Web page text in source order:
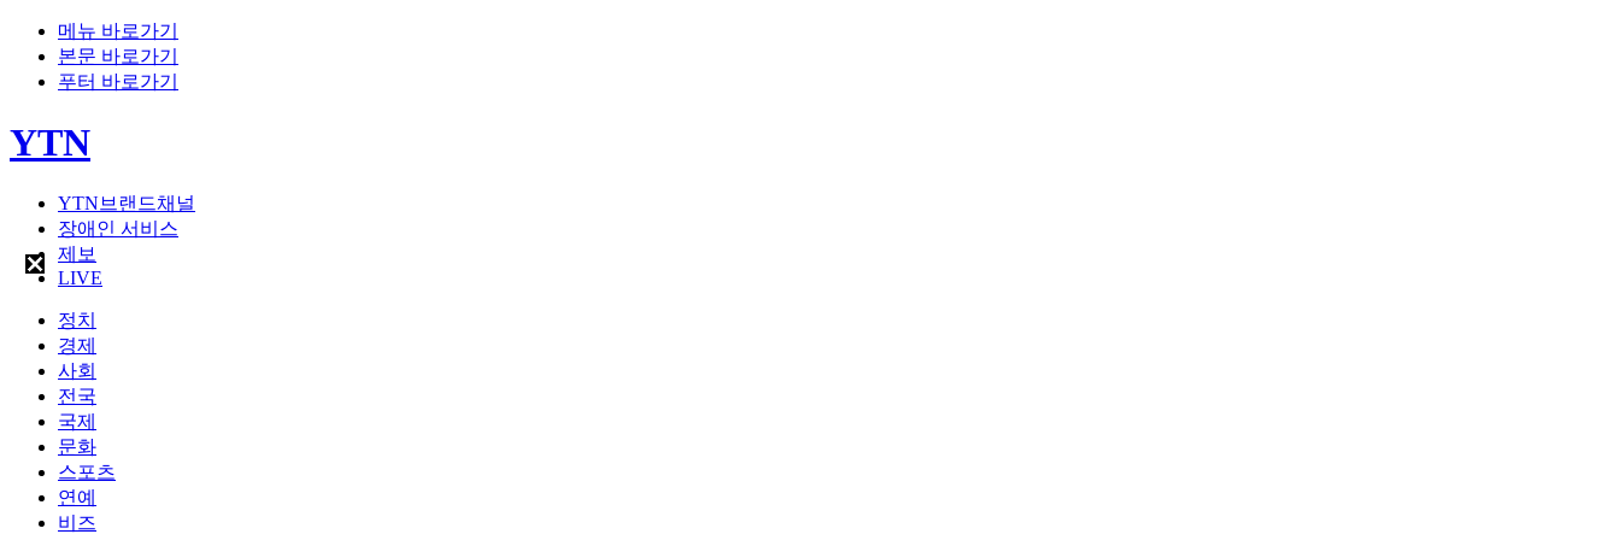
메뉴 바로가기
본문 바로가기
푸터 바로가기
YTN
YTN브랜드채널
장애인 서비스
제보
LIVE
정치
경제
사회
전국
국제
문화
스포츠
연예
비즈